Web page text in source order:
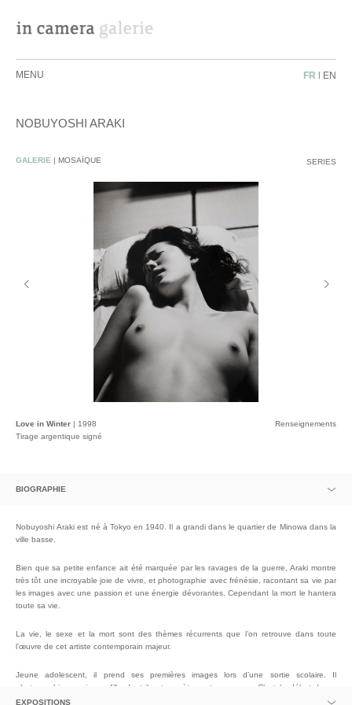
MENU FR | EN
NOBUYOSHI ARAKI
GALERIE | MOSAÏQUE SERIES
Love in Winter | 1998
Renseignements
Tirage argentique signé
BIOGRAPHIE
Nobuyoshi Araki est né à Tokyo en 1940. Il a grandi dans le quartier de Minowa dans la
ville basse.
Bien que sa petite enfance ait été marquée par les ravages de la guerre, Araki montre
très tôt une incroyable joie de vivre, et photographie avec frénésie, racontant sa vie par
les images avec une passion et une énergie dévorantes. Cependant la mort le hantera
toute sa vie.
La vie, le sexe et la mort sont des thèmes récurrents que l’on retrouve dans toute
l’œuvre de cet artiste contemporain majeur.
Jeune adolescent, il prend ses premières images lors d’une sortie scolaire. Il
photographie une jeune fille dont il est secrètement amoureux. C’est le début de sa
fascination pour les femmes, et pour l’érotisme. Le sexe souvent associé à un paysage,
EXPOSITIONS